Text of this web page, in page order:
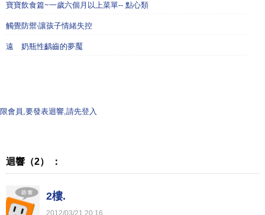
寶寶飲食篇~一歲六個月以上菜單-- 點心類
觸覺防禦‧讓孩子情緒失控
遠離奶瓶性齲齒的夢魘
限會員,要發表迴響,請先登入
迴響（2） ：
2樓.
2012/03/21 20:16